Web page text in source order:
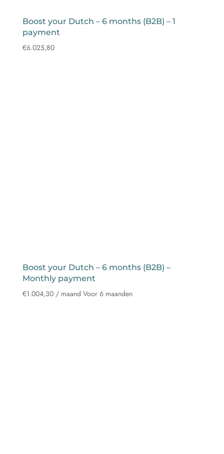
Boost your Dutch – 6 months (B2B) – 1
payment
€6.025,80
Boost your Dutch – 6 months (B2B) –
Monthly payment
€1.004,30/ maand Voor 6 maanden